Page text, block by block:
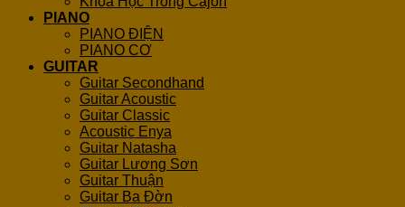
PIANO
PIANO ĐIỆN
PIANO CƠ
GUITAR
Guitar Secondhand
Guitar Acoustic
Guitar Classic
Acoustic Enya
Guitar Natasha
Guitar Lương Sơn
Guitar Thuận
Guitar Ba Đờn